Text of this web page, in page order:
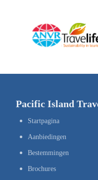
Pacific Island
Startpagina
Aanbiedingen
Bestemmingen
Brochures